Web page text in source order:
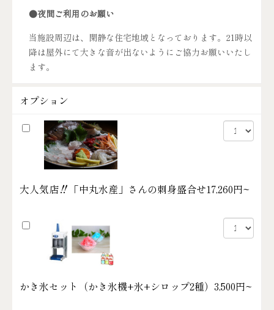
●夜間ご利用のお願い
当施設周辺は、閑静な住宅地域となっております。21時以
降は屋外にて大きな音が出ないようにご協力お願いいたし
ます。
オプション
大人気店‼「中丸水産」さんの刺身盛合せ17,260円~
かき氷セット（かき氷機+氷+シロップ2種） 3,500円~